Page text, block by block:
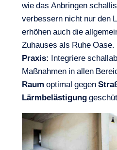
wie das Anbringen
verbessern nicht nur den
erhöhen auch die
Zuhauses als Ruhe Oase.
Praxis: Integriere
Maßnahmen in allen
Raumoptimal gegen
Lärmbelästigung